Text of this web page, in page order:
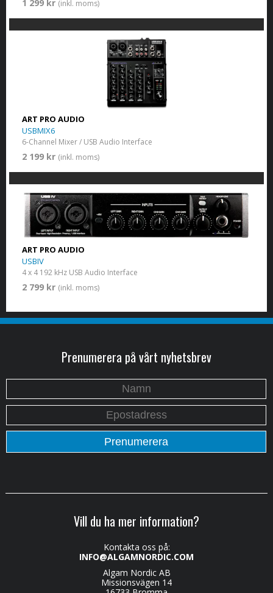
1 299 kr (inkl. moms)
ART PRO AUDIO
USBMIX6
6-Channel Mixer / USB Audio Interface
2 199 kr (inkl. moms)
ART PRO AUDIO
USBIV
4 x 4 192 kHz USB Audio Interface
2 799 kr (inkl. moms)
Prenumerera på vårt nyhetsbrev
Vill du ha mer information?
Kontakta oss på:
INFO@ALGAMNORDIC.COM
Algam Nordic AB
Missionsvägen 14